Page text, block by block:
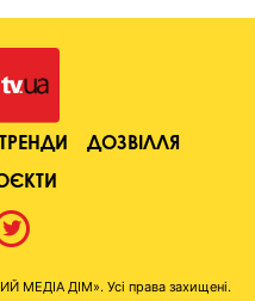
ТРЕНДИ
ДОЗВІЛЛЯ
ДІМ». Усі права захищені.